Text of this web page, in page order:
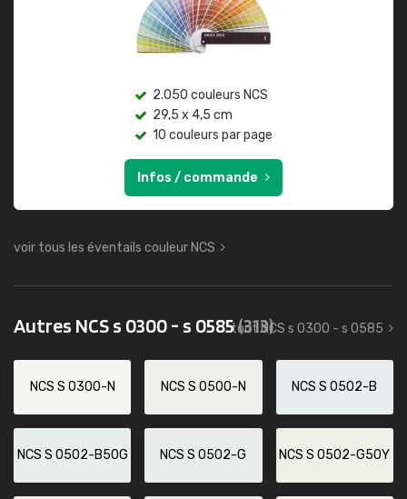
2.050 couleurs NCS
29,5 x 4,5 cm
10 couleurs par page
Infos / commande
voir tous les éventails couleur NCS
Autres NCS s 0300 - s 0585(313)
tout NCS s 0300 - s 0585
NCS S 0300-N NCS S 0500-N NCS S 0502-B
NCS S 0502-B50G NCS S 0502-G NCS S 0502-G50Y